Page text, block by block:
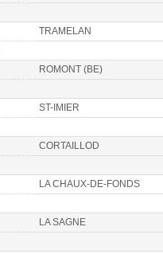
TRAMELAN
ROMONT (BE)
ST-IMIER
CORTAILLOD
LA CHAUX-DE-FONDS
LA SAGNE